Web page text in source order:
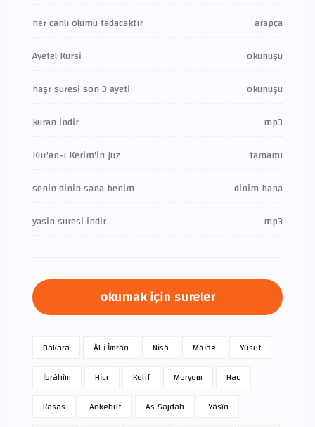
her canlı ölümü tadacaktır
arapça
Ayetel Kürsi
okunuşu
haşr suresi son 3 ayeti
okunuşu
kuran indir
mp3
Kur'an-ı Kerim'in juz
tamamı
senin dinin sana benim
dinim bana
yasin suresi indir
mp3
okumak için sureler
Bakara Âl-i İmrân Nisâ Mâide
Yûsuf
İbrâhîm
Hicr Kehf Meryem
Hac
Kasas
Ankebût As-Sajdah
Yâsîn